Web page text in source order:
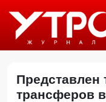
Представлен
трансферов